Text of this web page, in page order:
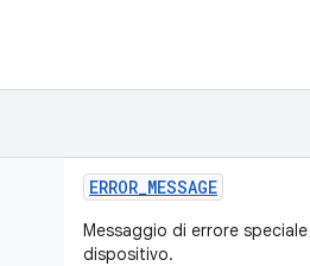
ERROR_MESSAGE
Messaggio di errore
dispositivo.